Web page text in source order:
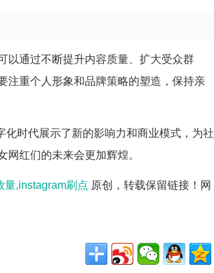
以通过不断提升内容质量、扩大受众群
注重个人形象和品牌策略的塑造，保持亲
时代展示了新的影响力和商业模式，为社
红们的未来会更加辉煌。
量,instagram刷点 原创，转载保留链接！网